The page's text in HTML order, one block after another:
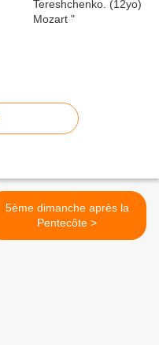
5ème dimanche après la
Pentecôte >